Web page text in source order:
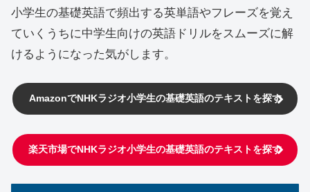
小学生の基礎英語で頻出する英単語やフレーズを覚え
ていくうちに中学生向けの英語ドリルをスムーズに解
けるようになった気がします。
AmazonでNHKラジオ小学生の基礎英語のテキストを探す
楽天市場でNHKラジオ小学生の基礎英語のテキストを探す